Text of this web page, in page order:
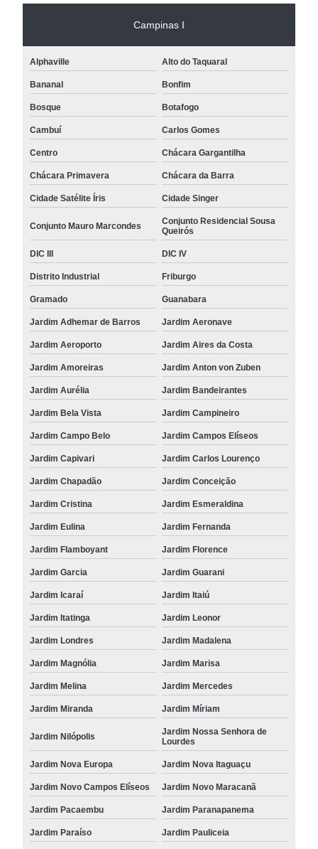
Campinas I
Alphaville Alto do Taquaral
Bananal Bonfim
Bosque Botafogo
Cambuí Carlos Gomes
Centro Chácara Gargantilha
Chácara Primavera Chácara da Barra
Cidade Satélite Íris Cidade Singer
Conjunto Mauro Marcondes
Conjunto Residencial Sousa
Queirós
DIC III DIC IV
Distrito Industrial Friburgo
Gramado Guanabara
Jardim Adhemar de Barros Jardim Aeronave
Jardim Aeroporto Jardim Aires da Costa
Jardim Amoreiras Jardim Anton von Zuben
Jardim Aurélia Jardim Bandeirantes
Jardim Bela Vista Jardim Campineiro
Jardim Campo Belo Jardim Campos Elíseos
Jardim Capivari Jardim Carlos Lourenço
Jardim Chapadão Jardim Conceição
Jardim Cristina Jardim Esmeraldina
Jardim Eulina Jardim Fernanda
Jardim Flamboyant Jardim Florence
Jardim Garcia Jardim Guarani
Jardim Icaraí Jardim Itaiú
Jardim Itatinga Jardim Leonor
Jardim Londres Jardim Madalena
Jardim Magnólia Jardim Marisa
Jardim Melina Jardim Mercedes
Jardim Miranda Jardim Míriam
Jardim Nilópolis
Jardim Nossa Senhora de
Lourdes
Jardim Nova Europa Jardim Nova Itaguaçu
Jardim Novo Campos Elíseos Jardim Novo Maracanã
Jardim Pacaembu Jardim Paranapanema
Jardim Paraíso Jardim Pauliceia